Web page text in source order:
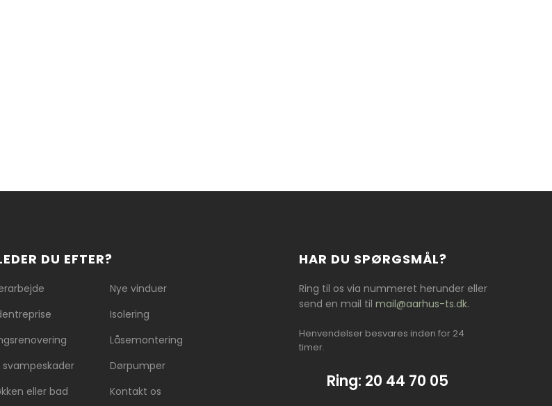
DU EFTER?
svampeskader
eller bad
Nye vinduer
Isolering
Låsemontering
Dørpumper
Kontakt os
HAR DU SPØRGSMÅL?
Ring til os via nummeret herunder eller
send en mail tilmail@aarhus-ts.dk.
Henvendelser besvares inden for 24
timer.​
Ring: 20 44 70 05